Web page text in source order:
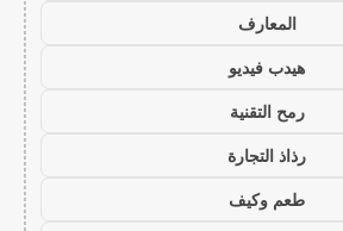
المعارف
هيدب فيديو
رمح التقنية
رذاذ التجارة
طعم وكيف